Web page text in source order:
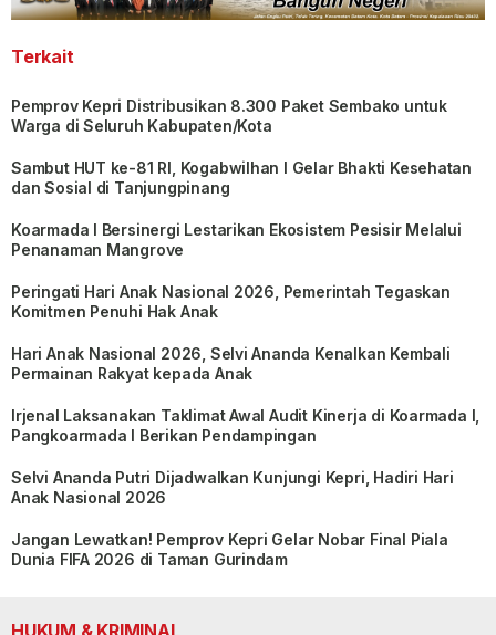
Terkait
Pemprov Kepri Distribusikan 8.300 Paket Sembako untuk
Warga di Seluruh Kabupaten/Kota
Sambut HUT ke-81 RI, Kogabwilhan I Gelar Bhakti Kesehatan
dan Sosial di Tanjungpinang
Koarmada I Bersinergi Lestarikan Ekosistem Pesisir Melalui
Penanaman Mangrove
Peringati Hari Anak Nasional 2026, Pemerintah Tegaskan
Komitmen Penuhi Hak Anak
Hari Anak Nasional 2026, Selvi Ananda Kenalkan Kembali
Permainan Rakyat kepada Anak
Irjenal Laksanakan Taklimat Awal Audit Kinerja di Koarmada I,
Pangkoarmada I Berikan Pendampingan
Selvi Ananda Putri Dijadwalkan Kunjungi Kepri, Hadiri Hari
Anak Nasional 2026
Jangan Lewatkan! Pemprov Kepri Gelar Nobar Final Piala
Dunia FIFA 2026 di Taman Gurindam
HUKUM & KRIMINAL